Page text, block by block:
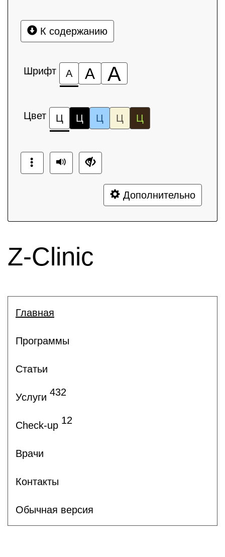
К содержанию
Шрифт А А А
Цвет Ц Ц Ц Ц Ц
Дополнительно
Z-Clinic
Главная
Программы
Статьи
Услуги 432
Check-up 12
Врачи
Контакты
Обычная версия